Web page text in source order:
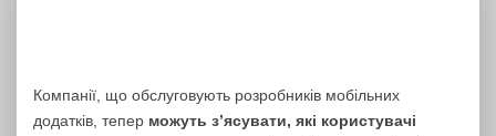
Компанії, що обслуговують розробників мобільних
додатків, тепер можуть з’ясувати, які користувачі